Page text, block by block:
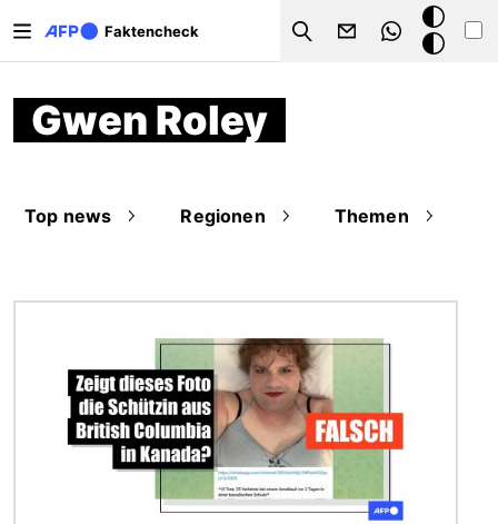
Faktencheck
Search
Dark
Mode
Gwen Roley
Top news Regionen Themen